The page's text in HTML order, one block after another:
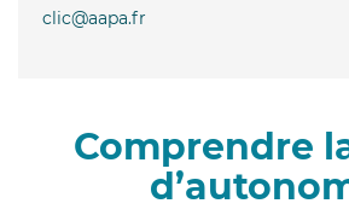
clic@aapa.fr
Comprendre